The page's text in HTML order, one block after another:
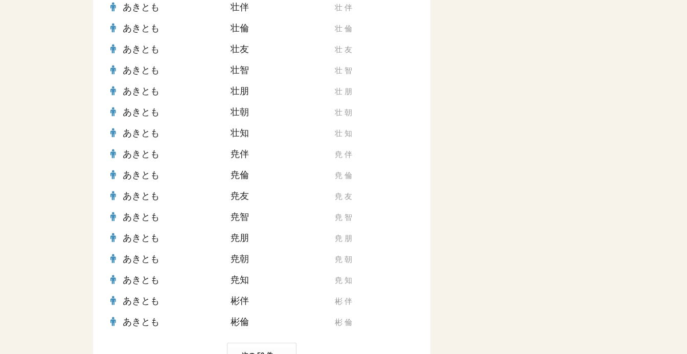
あきとも 壮伴 壮 伴
あきとも 壮倫 壮 倫
あきとも 壮友 壮 友
あきとも 壮智 壮 智
あきとも 壮朋 壮 朋
あきとも 壮朝 壮 朝
あきとも 壮知 壮 知
あきとも 尭伴 尭 伴
あきとも 尭倫 尭 倫
あきとも 尭友 尭 友
あきとも 尭智 尭 智
あきとも 尭朋 尭 朋
あきとも 尭朝 尭 朝
あきとも 尭知 尭 知
あきとも 彬伴 彬 伴
あきとも 彬倫 彬 倫